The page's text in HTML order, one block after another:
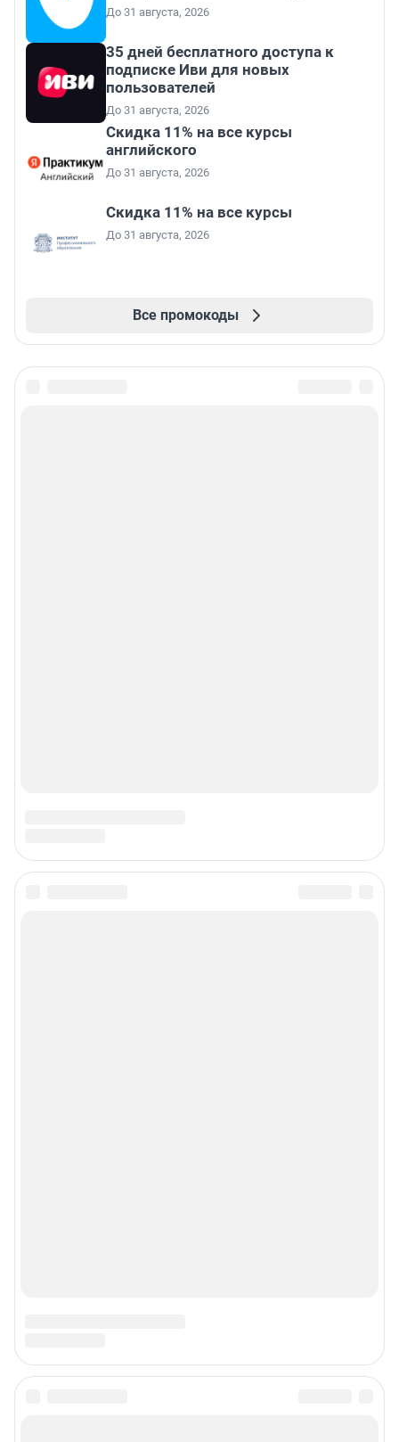
До 31 августа, 2026
35 дней бесплатного доступа к
подписке Иви для новых
пользователей
До 31 августа, 2026
Скидка 11% на все курсы
английского
До 31 августа, 2026
Скидка 11% на все курсы
До 31 августа, 2026
Все промокоды